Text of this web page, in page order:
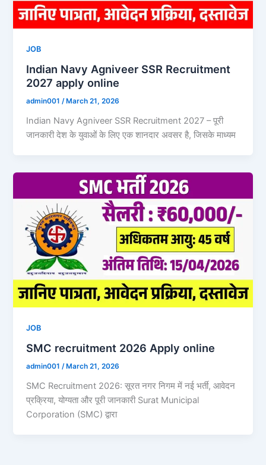
JOB
Indian Navy Agniveer SSR Recruitment
2027 apply online
admin001/ March 21, 2026
Indian Navy Agniveer SSR Recruitment 2027 – पूरी
जानकारी देश के युवाओं के लिए एक शानदार अवसर है, जिसके माध्यम
JOB
SMC recruitment 2026 Apply online
admin001/ March 21, 2026
SMC Recruitment 2026: सूरत नगर निगम में नई भर्ती, आवेदन
प्रक्रिया, योग्यता और पूरी जानकारी Surat Municipal
Corporation (SMC) द्वारा